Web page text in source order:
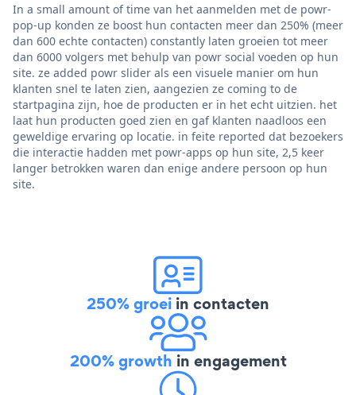
In a small amount of time van het aanmelden met de powr-
pop-up konden ze boost hun contacten meer dan 250% (meer
dan 600 echte contacten) constantly laten groeien tot meer
dan 6000 volgers met behulp van powr social voeden op hun
site. ze added powr slider als een visuele manier om hun
klanten snel te laten zien, aangezien ze coming to de
startpagina zijn, hoe de producten er in het echt uitzien. het
laat hun producten goed zien en gaf klanten naadloos een
geweldige ervaring op locatie. in feite reported dat bezoekers
die interactie hadden met powr-apps op hun site, 2,5 keer
langer betrokken waren dan enige andere persoon op hun
site.
250% groei in contacten
200% growth in engagement